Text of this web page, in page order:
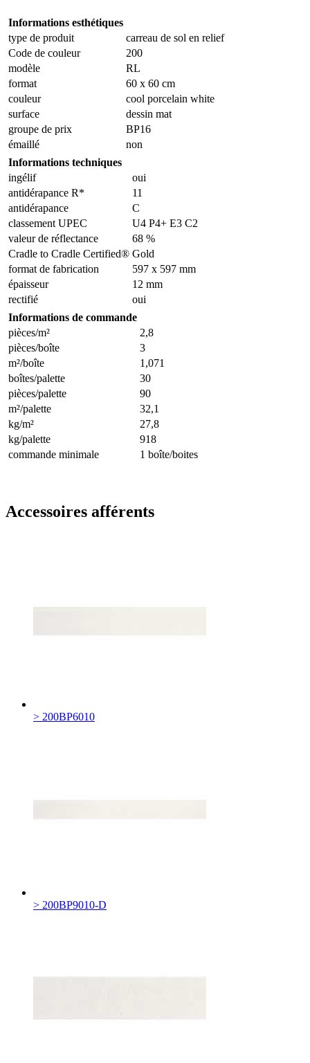
Informations esthétiques
type de produit
carreau de sol en relief
Code de couleur
200
modèle
RL
format
60 x 60 cm
couleur
cool porcelain white
surface
dessin mat
groupe de prix
BP16
émaillé
non
Informations techniques
ingélif
oui
antidérapance R*
11
antidérapance
C
classement UPEC
U4 P4+ E3 C2
valeur de réflectance
68 %
Cradle to Cradle Certified® Gold
format de fabrication
597 x 597 mm
épaisseur
12 mm
rectifié
oui
Informations de commande
pièces/m²
2,8
pièces/boîte
3
m²/boîte
1,071
boîtes/palette
30
pièces/palette
90
m²/palette
32,1
kg/m²
27,8
kg/palette
918
commande minimale
1 boîte/boites
Accessoires afférents
> 200BP6010
> 200BP9010-D